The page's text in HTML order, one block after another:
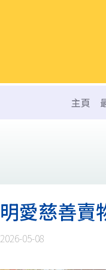
主頁
明愛慈善賣
2026-05-08